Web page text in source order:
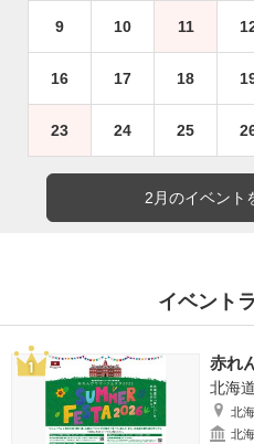
9 10 11
16 17 18
23 24 25
2月のイベント
イベント
赤れ
北海
北
北